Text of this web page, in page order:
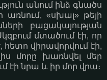
անում ինձ գնածս
«սխալ» թեյի
բացակայության
մտածում էի, որ
վիրավորվում էի,
մորը խառնվել մեր
էի նրա և իր մոր վրա։